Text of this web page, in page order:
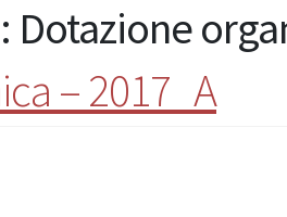
Dotazione
– 2017_A